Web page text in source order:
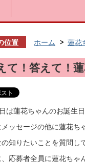
位置 ホーム 蓮花
て！答えて！
は蓮花ちゃんのお誕生日
ッセージの他に蓮花ち
知りたいことを質問し
応募者全員に蓮花ちゃ